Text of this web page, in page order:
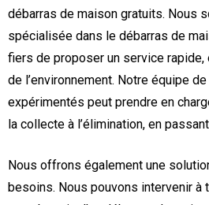
débarras de maison gratuits. Nous
spécialisée dans le débarras de
fiers de proposer un service
de l’environnement. Notre équipe
expérimentés peut prendre en
la collecte à l’élimination, en
Nous offrons également une
besoins. Nous pouvons intervenir à